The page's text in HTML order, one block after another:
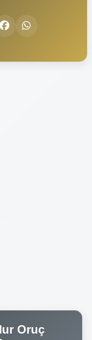
Oruç